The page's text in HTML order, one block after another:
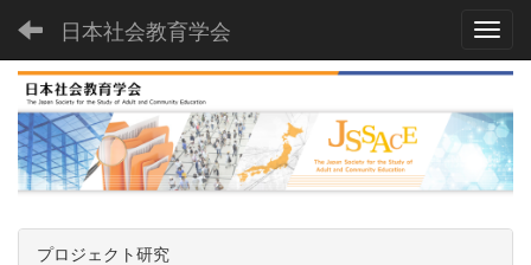
日本社会教育学会
プロジェクト研究